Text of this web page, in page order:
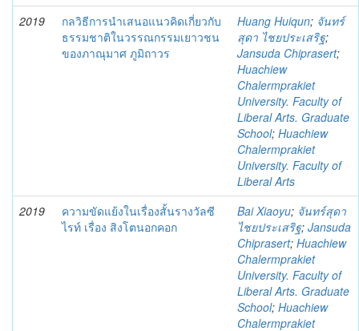
2019
กลวิธีการนำเสนอแนวคิดเกี่ยวกับ
ธรรมชาติในวรรณกรรมเยาวชน
ของภาณุมาศ ภูมิถาวร
Huang Huiqun; จันทร์
สุดา ไชยประเสริฐ;
Jansuda Chiprasert;
Huachiew
Chalermprakiet
University. Faculty of
Liberal Arts. Graduate
School; Huachiew
Chalermprakiet
University. Faculty of
Liberal Arts
2019
ความขัดแย้งในเรื่องสั้นรางวัลซี
ไรท์ เรื่อง สิงโตนอกคอก
Bai Xiaoyu; จันทร์สุดา
ไชยประเสริฐ; Jansuda
Chiprasert; Huachiew
Chalermprakiet
University. Faculty of
Liberal Arts. Graduate
School; Huachiew
Chalermprakiet